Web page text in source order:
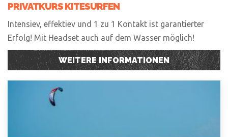
PRIVATKURS KITESURFEN
Intensiev, effektiev und 1 zu 1 Kontakt ist garantierter
Erfolg! Mit Headset auch auf dem Wasser möglich!
WEITERE INFORMATIONEN